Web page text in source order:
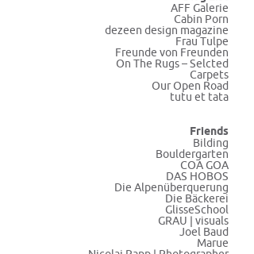
AFF Galerie
Cabin Porn
dezeen design magazine
Frau Tulpe
Freunde von Freunden
On The Rugs – Selcted
Carpets
Our Open Road
tutu et tata
Friends
Bilding
Bouldergarten
COA GOA
DAS HOBOS
Die Alpenüberquerung
Die Bäckerei
GlisseSchool
GRAU | visuals
Joel Baud
Marue